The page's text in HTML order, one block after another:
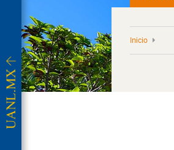
Inicio